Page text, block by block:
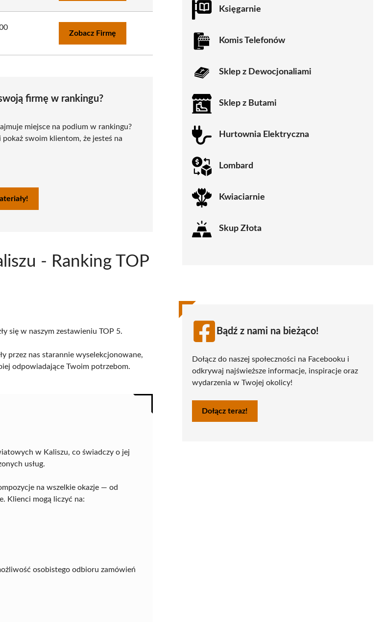
Zobacz Firmę
firmę w rankingu?
miejsce na podium w rankingu?
swoim klientom, że jesteś na
- Ranking TOP
się w naszym zestawieniu TOP 5.
przez nas starannie wyselekcjonowane,
odpowiadające Twoim potrzebom.
w Kaliszu, co świadczy o jej
usług.
na wszelkie okazje — od
Klienci mogą liczyć na:
osobistego odbioru zamówień
Księgarnie
Komis Telefonów
Sklep z Dewocjonaliami
Sklep z Butami
Hurtownia Elektryczna
Lombard
Kwiaciarnie
Skup Złota
Bądź z nami na bieżąco!
Dołącz do naszej społeczności na Facebooku i
odkrywaj najświeższe informacje, inspiracje oraz
wydarzenia w Twojej okolicy!
Dołącz teraz!